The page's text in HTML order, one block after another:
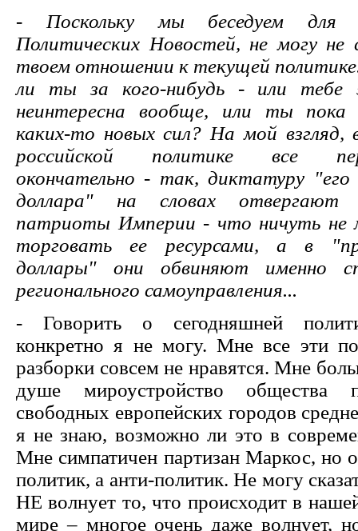
- Поскольку мы беседуем для
Политических Новостей, не могу не
твоем отношении к текущей
ли ты за кого-нибудь - или тебе
неинтересна вообще, или ты пока
каких-то новых сил? На мой взгляд,
российской политике все
окончательно - так, диктатуру "его
доллара" на словах
патриоты Империи - что ничуть не
торговать ее ресурсами, а в
доллары" они обвиняют именно
регионального самоуправления...
- Говорить о сегодняшней
конкретно я не могу. Мне все эти
разборки совсем не нравятся. Мне
душе мироустройство общества
свободных европейских городов
я не знаю, возможно ли это в
Мне симпатичен партизан Маркос, но
политик, а анти-политик. Не могу
НЕ волнует то, что происходит в
мире – многое очень даже волнует,